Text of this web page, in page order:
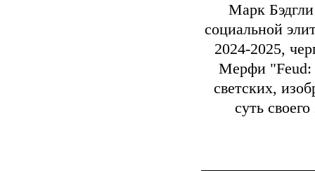
Марк
социальной
2024-2025,
Мерфи "Feud:
светских,
суть